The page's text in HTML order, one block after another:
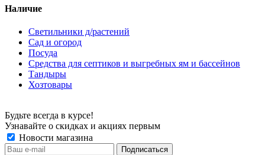
Наличие
Светильники д/растений
Сад и огород
Посуда
Средства для септиков и выгребных ям и бассейнов
Тандыры
Хозтовары
Будьте всегда в курсе!
Узнавайте о скидках и акциях первым
Новости магазина